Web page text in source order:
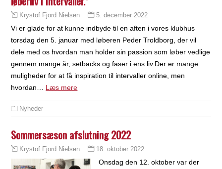
Krystof Fjord Nielsen 5. december 2022
Vi er glade for at kunne indbyde til en aften i vores klubhus
torsdag den 5. januar med løberen Peder Troldborg, der vil
dele med os hvordan man holder sin passion som løber vedlige
gennem mange år, setbacks og faser i ens liv.Der er mange
muligheder for at få inspiration til intervaller online, men
hvordan… Læs mere
Nyheder
Sommersæson afslutning 2022
Krystof Fjord Nielsen 18. oktober 2022
Onsdag den 12. oktober var der